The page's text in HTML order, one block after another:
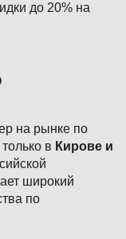
до 20% на
на рынке по
в Кирове и
широкий
по